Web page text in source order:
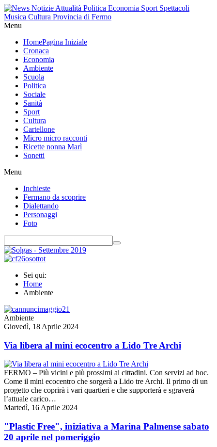
Menu
HomePagina Iniziale
Cronaca
Economia
Ambiente
Scuola
Politica
Sociale
Sanità
Sport
Cultura
Cartellone
Micro micro racconti
Ricette nonna Marì
Sonetti
Menu
Inchieste
Fermano da scoprire
Dialettando
Personaggi
Foto
Sei qui:
Home
Ambiente
Ambiente
Giovedì, 18 Aprile 2024
Via libera al mini ecocentro a Lido Tre Archi
FERMO – Più vicini e più prossimi ai cittadini. Con servizi ad hoc.
Come il mini ecocentro che sorgerà a Lido tre Archi. Il primo di un
progetto che coprirà i vari quartieri e che supporterà e sgraverà
l’attuale carico…
Martedì, 16 Aprile 2024
"Plastic Free", iniziativa a Marina Palmense sabato
20 aprile nel pomeriggio